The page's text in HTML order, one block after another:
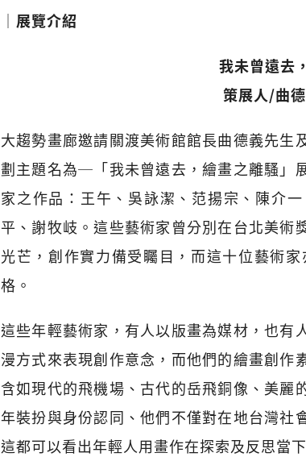
│展覽介紹
我未曾遠去
策展人/曲
大趨勢畫廊邀請關渡美術館館長曲德義先生
劃主題名為─「我未曾遠去，繪畫之離騷」
家之作品：王午、吳詠潔、范揚宗、陳介
平、謝牧岐。這些藝術家曾分別在台北美術
光芒，創作實力備受矚目，而這十位藝術
格。
這些年輕藝術家，有人以版畫為媒材，也有
漫方式來表現創作意念，而他們的繪畫創作
含如現代的飛機場、古代的岳飛銅像、美麗
年裝扮與身份認同、他們不僅對在地台灣社
這都可以看出年輕人用畫作在探索及反思當